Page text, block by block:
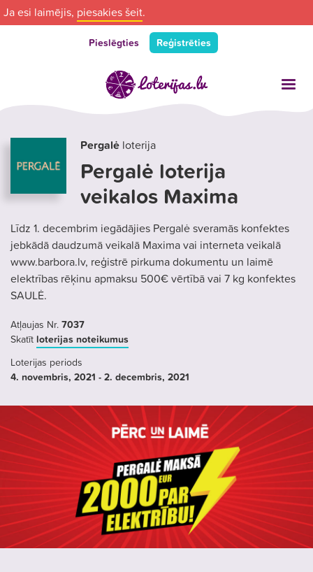
Ja esi laimējis, piesakies šeit.
Pieslēgties Reģistrēties
Pergalė loterija
Pergalė loterija
veikalos Maxima
Līdz 1. decembrim iegādājies Pergalė sveramās konfektes
jebkādā daudzumā veikalā Maxima vai interneta veikalā
www.barbora.lv, reģistrē pirkuma dokumentu un laimē
elektrības rēķinu apmaksu 500€ vērtībā vai 7 kg konfektes
SAULĖ.
Atļaujas Nr. 7037
Skatīt loterijas noteikumus
Loterijas periods
4. novembris, 2021 - 2. decembris, 2021